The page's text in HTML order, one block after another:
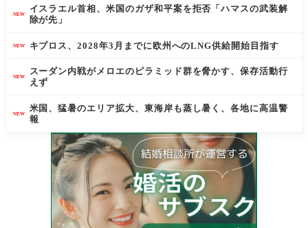
NEW
イスラエル首相、米国のガザ和平案を拒否「ハマスの武装解
除が先」
NEW キプロス、2028年3月までに欧州へのLNG供給開始目指す
NEW
スーダン内戦がメロエのピラミッド群を脅かす、保存活動行
えず
NEW
米国、猛暑のエリア拡大、東海岸も蒸し暑く、各地に高温警
報